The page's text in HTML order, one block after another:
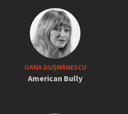
OANA DUȘMĂNESCU
American Bully